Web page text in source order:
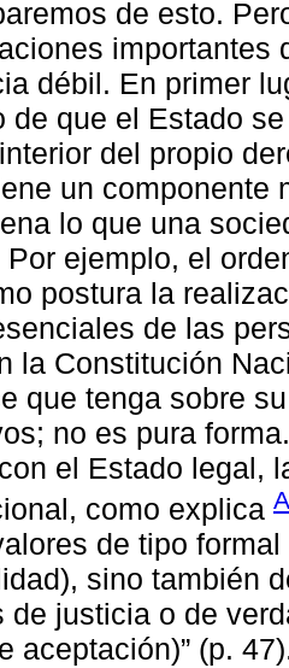
de esto.
importantes
débil. En primer
de que el Estado
del propio
un componente
lo que una
Por ejemplo, el
postura la
de las
la Constitución
que tenga sobre
no es pura
el Estado legal,
como explica
de tipo
sino también
de justicia o de
aceptación)” (p.